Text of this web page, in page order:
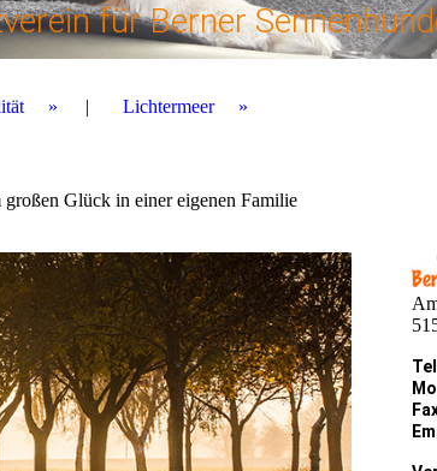
für Berner
Lichtermeer
Glück in einer eigenen Familie